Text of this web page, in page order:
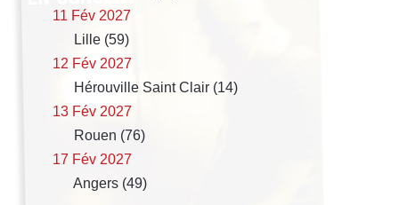
11 Fév 2027
Lille (59)
12 Fév 2027
Hérouville Saint Clair (14)
13 Fév 2027
Rouen (76)
17 Fév 2027
Angers (49)